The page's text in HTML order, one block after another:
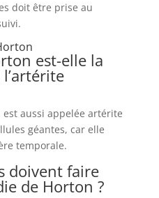
doit être prise au
est-elle la
aussi appelée artérite
géantes, car elle
temporale.
doivent faire
de Horton ?